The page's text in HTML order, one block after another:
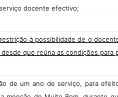
docente efectivo;
à possibilidade de o
que reúna as condições para
de um ano de serviço, para